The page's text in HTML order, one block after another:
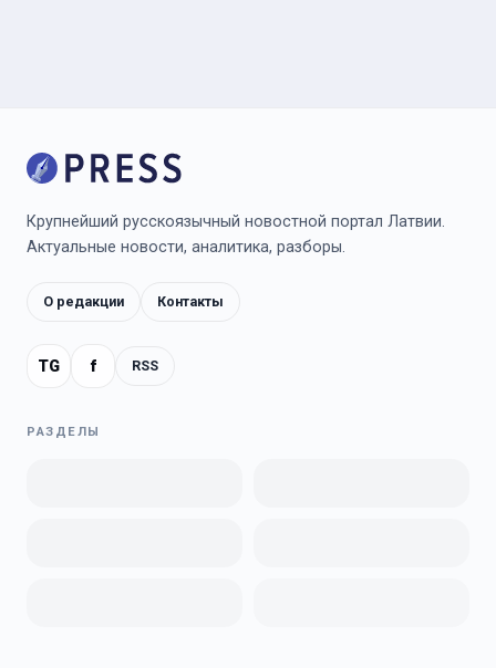
Крупнейший русскоязычный новостной портал Латвии.
Актуальные новости, аналитика, разборы.
О редакции Контакты
TG f RSS
РАЗДЕЛЫ